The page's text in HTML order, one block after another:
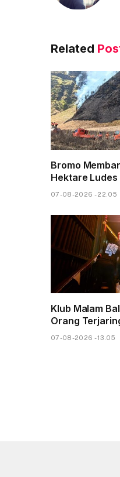
Related
Bromo
Hektare Ludes
07-08-2026 - 22.05
Klub Malam
Orang
07-08-2026 - 13.05